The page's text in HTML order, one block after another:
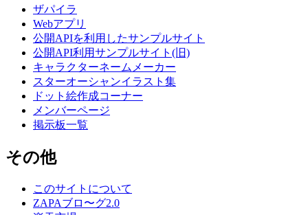
ザパイラ
Webアプリ
公開APIを利用したサンプルサイト
公開API利用サンプルサイト(旧)
キャラクターネームメーカー
スターオーシャンイラスト集
ドット絵作成コーナー
メンバーページ
掲示板一覧
その他
このサイトについて
ZAPAブロ〜グ2.0